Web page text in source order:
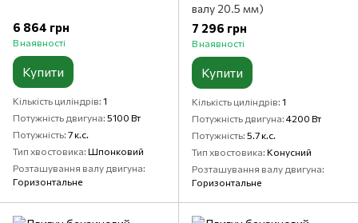
6 864 грн
В наявності
Купити
Кількість циліндрів 1
Потужність двигуна 5100 Вт
Потужність 7 к.с.
Тип хвостовика Шпонковий
Розташування валу двигуна
Горизонтальне
валу 20.5 мм)
7 296 грн
В наявності
Купити
Кількість циліндрів 1
Потужність двигуна 4200 Вт
Потужність 5.7 к.с.
Тип хвостовика Конусний
Розташування валу двигуна
Горизонтальне